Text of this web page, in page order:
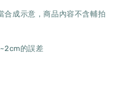
成示意，商品內容不含輔拍
的誤差